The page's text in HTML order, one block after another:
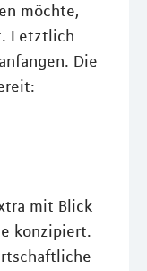
möchte,
Letztlich
Die
mit Blick
konzipiert.